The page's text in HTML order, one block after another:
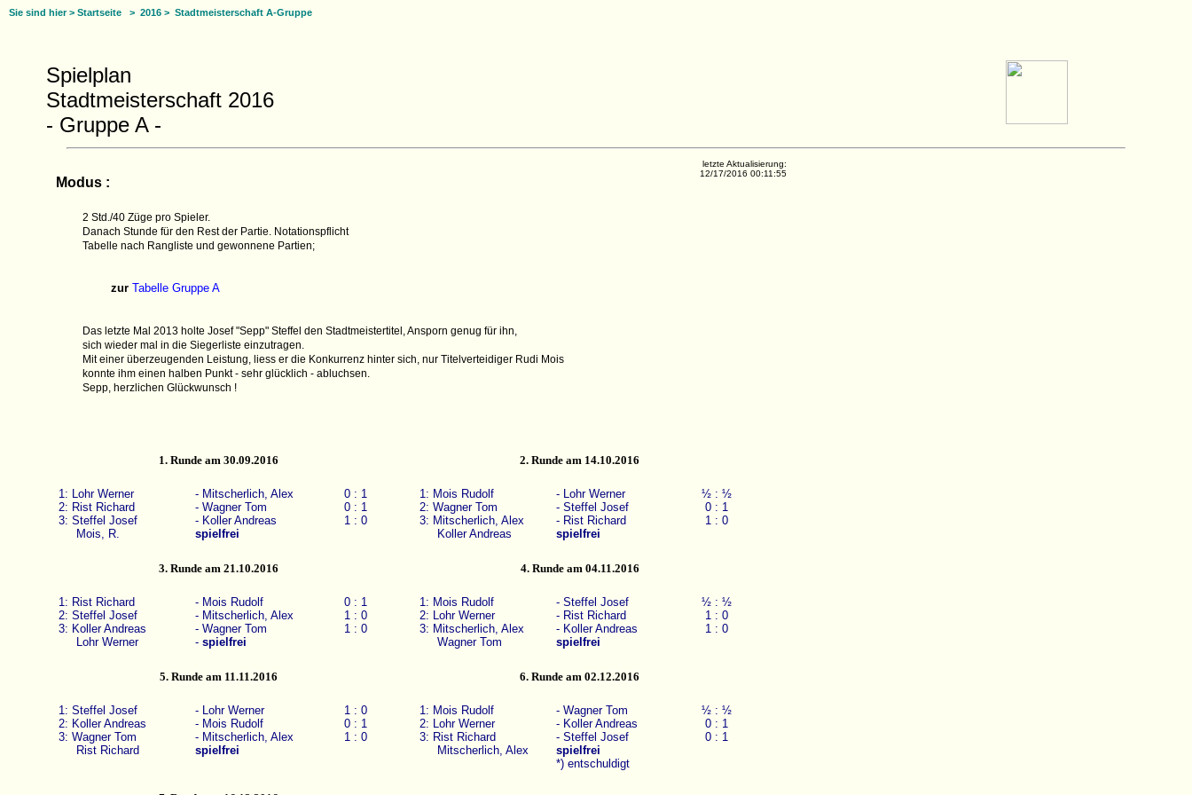
Sie sind hier > Startseite > 2016 > Stadtmeisterschaft A-Gruppe
Spielplan
Stadtmeisterschaft 2016
- Gruppe A -
Modus :
2 Std./40 Züge pro Spieler.
Danach Stunde für den Rest der Partie. Notationspflicht
Tabelle nach Rangliste und gewonnene Partien;
zur Tabelle Gruppe A
Das letzte Mal 2013 holte Josef "Sepp" Steffel den Stadtmeistertitel, Ansporn genug für ihn,
sich wieder mal in die Siegerliste einzutragen.
Mit einer überzeugenden Leistung, liess er die Konkurrenz hinter sich, nur Titelverteidiger Rudi Mois
konnte ihm einen halben Punkt - sehr glücklich - abluchsen.
Sepp, herzlichen Glückwunsch !
letzte Aktualisierung:
12/17/2016 00:11:55
1. Runde am 30.09.2016 2. Runde am 14.10.2016
1: Lohr Werner
2: Rist Richard
3: Steffel Josef
Mois, R.
- Mitscherlich, Alex
- Wagner Tom
- Koller Andreas
spielfrei
0 : 1
0 : 1
1 : 0
1: Mois Rudolf
2: Wagner Tom
3: Mitscherlich, Alex
Koller Andreas
- Lohr Werner
- Steffel Josef
- Rist Richard
spielfrei
½ : ½
0 : 1
1 : 0
3. Runde am 21.10.2016 4. Runde am 04.11.2016
1: Rist Richard
2: Steffel Josef
3: Koller Andreas
Lohr Werner
- Mois Rudolf
- Mitscherlich, Alex
- Wagner Tom
- spielfrei
0 : 1
1 : 0
1 : 0
1: Mois Rudolf
2: Lohr Werner
3: Mitscherlich, Alex
Wagner Tom
- Steffel Josef
- Rist Richard
- Koller Andreas
spielfrei
½ : ½
1 : 0
1 : 0
5. Runde am 11.11.2016 6. Runde am 02.12.2016
1: Steffel Josef
2: Koller Andreas
3: Wagner Tom
Rist Richard
- Lohr Werner
- Mois Rudolf
- Mitscherlich, Alex
spielfrei
1 : 0
0 : 1
1 : 0
1: Mois Rudolf
2: Lohr Werner
3: Rist Richard
Mitscherlich, Alex
- Wagner Tom
- Koller Andreas
- Steffel Josef
spielfrei
*) entschuldigt
½ : ½
0 : 1
0 : 1